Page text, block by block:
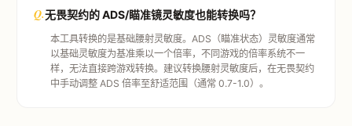
Q.无畏契约的 ADS/瞄准镜灵敏度也能转换吗？
本工具转换的是基础腰射灵敏度。ADS（瞄准状态）灵敏度通常
以基础灵敏度为基准乘以一个倍率，不同游戏的倍率系统不一
样，无法直接跨游戏转换。建议转换腰射灵敏度后，在无畏契约
中手动调整 ADS 倍率至舒适范围（通常 0.7-1.0）。